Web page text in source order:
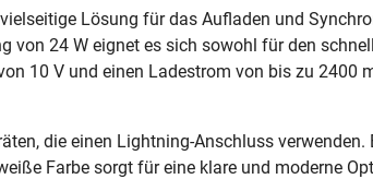
Lösung für das Aufladen und
von 24 W eignet es sich sowohl für den
10 V und einen Ladestrom von bis zu 2400
die einen Lightning-Anschluss
Farbe sorgt für eine klare und moderne